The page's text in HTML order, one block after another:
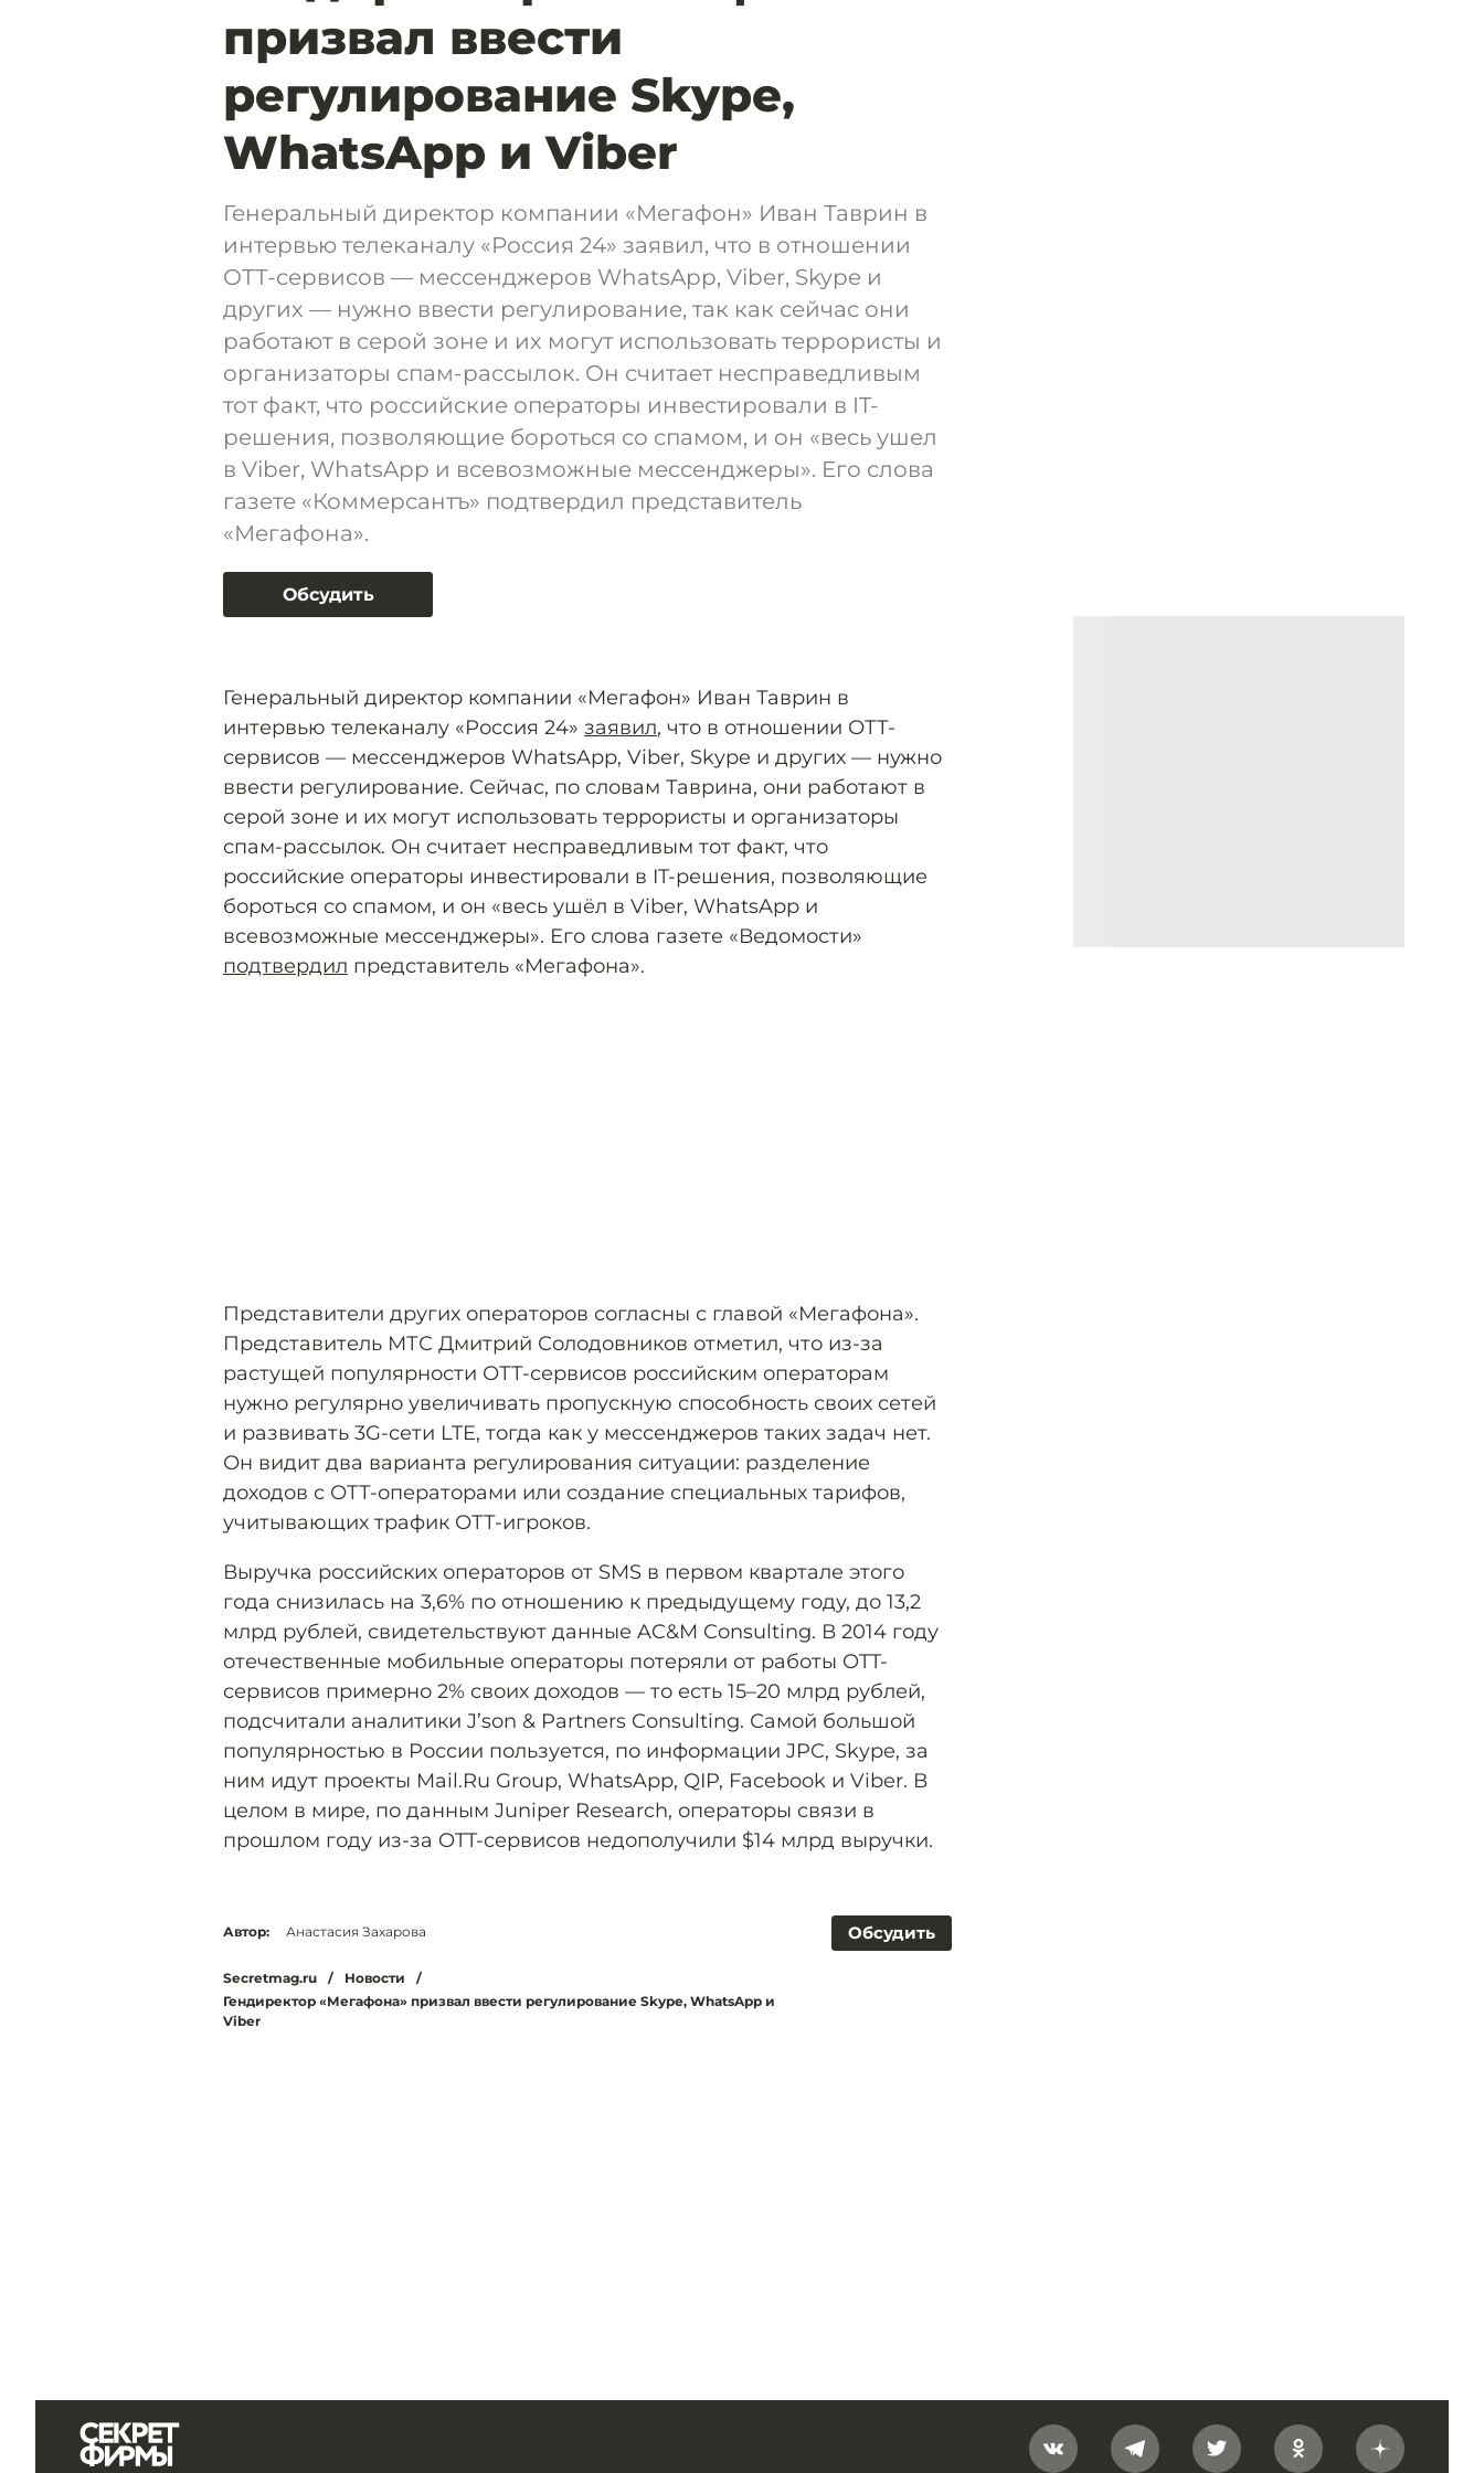
призвал ввести
регулирование Skype,
WhatsApp и Viber
Генеральный директор компании «Мегафон» Иван Таврин в
интервью телеканалу «Россия 24» заявил, что в отношении
ОТТ-сервисов — мессенджеров WhatsApp, Viber, Skype и
других — нужно ввести регулирование, так как сейчас они
работают в серой зоне и их могут использовать террористы и
организаторы спам-рассылок. Он считает несправедливым
тот факт, что российские операторы инвестировали в IT-
решения, позволяющие бороться со спамом, и он «весь ушел
в Viber, WhatsApp и всевозможные мессенджеры». Его слова
газете «Коммерсантъ» подтвердил представитель
«Мегафона».
Обсудить
Генеральный директор компании «Мегафон» Иван Таврин в
интервью телеканалу «Россия 24» заявил, что в отношении ОТТ-
сервисов — мессенджеров WhatsApp, Viber, Skype и других — нужно
ввести регулирование. Сейчас, по словам Таврина, они работают в
серой зоне и их могут использовать террористы и организаторы
спам-рассылок. Он считает несправедливым тот факт, что
российские операторы инвестировали в IT-решения, позволяющие
бороться со спамом, и он «весь ушёл в Viber, WhatsApp и
всевозможные мессенджеры». Его слова газете «Ведомости»
подтвердил представитель «Мегафона».
Представители других операторов согласны с главой «Мегафона».
Представитель МТС Дмитрий Солодовников отметил, что из-за
растущей популярности ОТТ-сервисов российским операторам
нужно регулярно увеличивать пропускную способность своих сетей
и развивать 3G-сети LTE, тогда как у мессенджеров таких задач нет.
Он видит два варианта регулирования ситуации: разделение
доходов с ОТТ-операторами или создание специальных тарифов,
учитывающих трафик ОТТ-игроков.
Выручка российских операторов от SMS в первом квартале этого
года снизилась на 3,6% по отношению к предыдущему году, до 13,2
млрд рублей, свидетельствуют данные AC&M Consulting. В 2014 году
отечественные мобильные операторы потеряли от работы OTT-
сервисов примерно 2% своих доходов — то есть 15–20 млрд рублей,
подсчитали аналитики J’son & Partners Consulting. Самой большой
популярностью в России пользуется, по информации JPC, Skype, за
ним идут проекты Mail.Ru Group, WhatsApp, QIP, Facebook и Viber. В
целом в мире, по данным Juniper Research, операторы связи в
прошлом году из-за OTT-сервисов недополучили $14 млрд выручки.
Обсудить
Автор: Анастасия Захарова
Secretmag.ru / Новости
/
Гендиректор «Мегафона» призвал ввести регулирование Skype, WhatsApp и
Viber